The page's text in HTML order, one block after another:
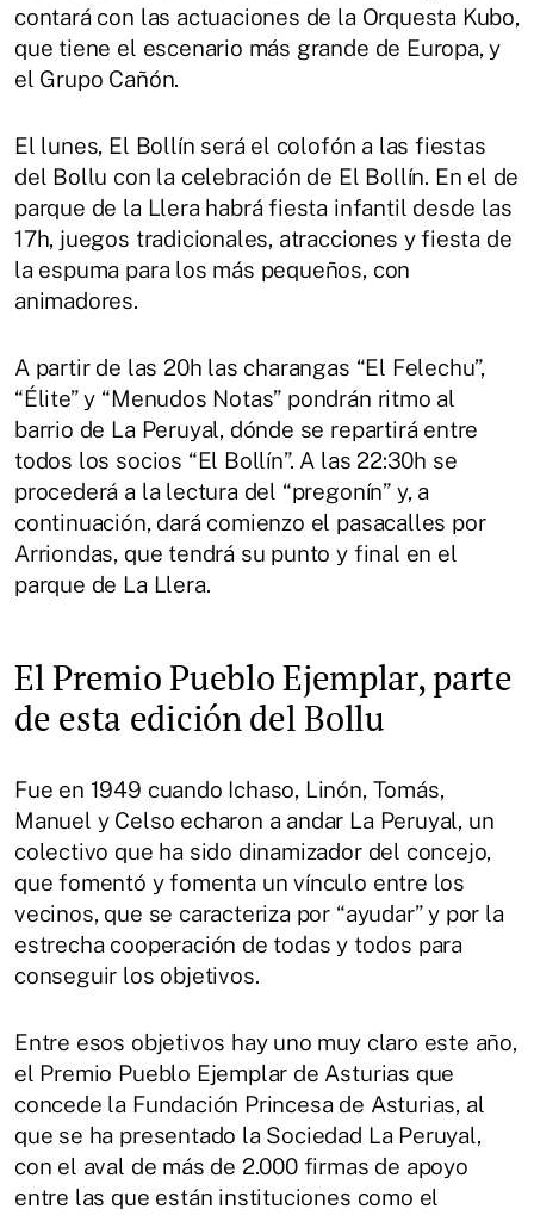
contará con las actuaciones de la Orquesta Kubo,
que tiene el escenario más grande de Europa, y
el Grupo Cañón.
El lunes, El Bollín será el colofón a las fiestas
del Bollu con la celebración de El Bollín. En el de
parque de la Llera habrá fiesta infantil desde las
17h, juegos tradicionales, atracciones y fiesta de
la espuma para los más pequeños, con
animadores.
A partir de las 20h las charangas “El Felechu”,
“Élite” y “Menudos Notas” pondrán ritmo al
barrio de La Peruyal, dónde se repartirá entre
todos los socios “El Bollín”. A las 22:30h se
procederá a la lectura del “pregonín” y, a
continuación, dará comienzo el pasacalles por
Arriondas, que tendrá su punto y final en el
parque de La Llera.
El Premio Pueblo Ejemplar, parte
de esta edición del Bollu
Fue en 1949 cuando Ichaso, Linón, Tomás,
Manuel y Celso echaron a andar La Peruyal, un
colectivo que ha sido dinamizador del concejo,
que fomentó y fomenta un vínculo entre los
vecinos, que se caracteriza por “ayudar” y por la
estrecha cooperación de todas y todos para
conseguir los objetivos.
Entre esos objetivos hay uno muy claro este año,
el Premio Pueblo Ejemplar de Asturias que
concede la Fundación Princesa de Asturias, al
que se ha presentado la Sociedad La Peruyal,
con el aval de más de 2.000 firmas de apoyo
entre las que están instituciones como el